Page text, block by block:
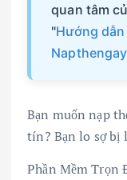
quan tâm
"Hướng
Bạn muốn nạp
tín? Bạn lo sợ bị
Phần Mềm Trọn